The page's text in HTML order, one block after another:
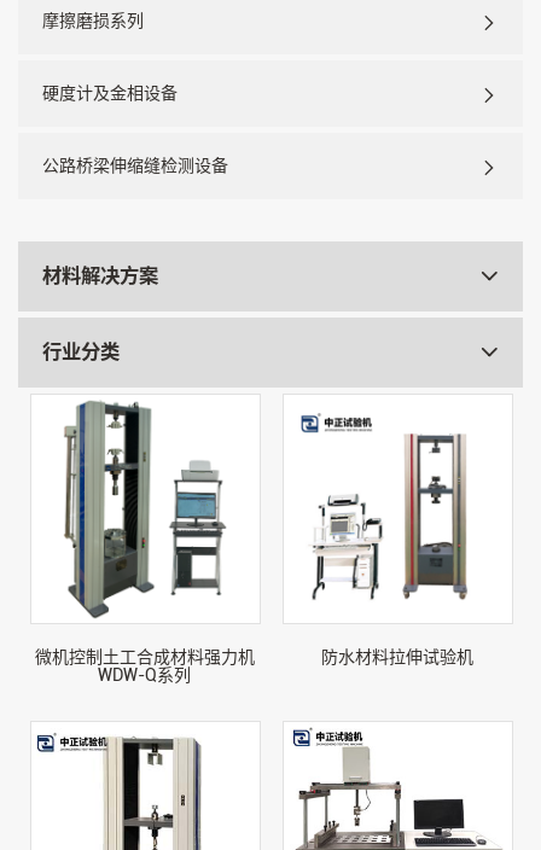
摩擦磨损系列
硬度计及金相设备
公路桥梁伸缩缝检测设备
材料解决方案
行业分类
微机控制土工合成材料强力机
WDW-Q系列
防水材料拉伸试验机